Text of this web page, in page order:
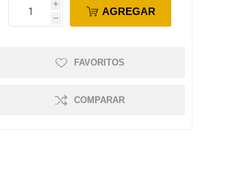
i
h
AGREGAR
FAVORITOS
COMPARAR